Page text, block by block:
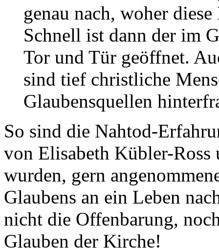
genau nach, woher
Schnell ist dann der im
Tor und Tür geöffnet.
sind tief christliche
Glaubensquellen
So sind die Nahtod-
von Elisabeth Kübler-
wurden, gern
Glaubens an ein Leben
nicht die Offenbarung,
Glauben der Kirche!